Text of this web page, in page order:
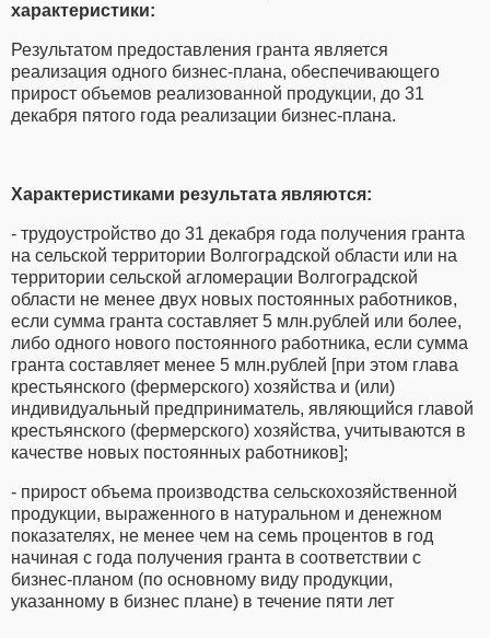
характеристики:
Результатом предоставления гранта является
реализация одного бизнес-плана, обеспечивающего
прирост объемов реализованной продукции, до 31
декабря пятого года реализации бизнес-плана.
Характеристиками результата являются:
- трудоустройство до 31 декабря года получения гранта
на сельской территории Волгоградской области или на
территории сельской агломерации Волгоградской
области не менее двух новых постоянных работников,
если сумма гранта составляет 5 млн.рублей или более,
либо одного нового постоянного работника, если сумма
гранта составляет менее 5 млн.рублей [при этом глава
крестьянского (фермерского) хозяйства и (или)
индивидуальный предприниматель, являющийся главой
крестьянского (фермерского) хозяйства, учитываются в
качестве новых постоянных работников];
- прирост объема производства сельскохозяйственной
продукции, выраженного в натуральном и денежном
показателях, не менее чем на семь процентов в год
начиная с года получения гранта в соответствии с
бизнес-планом (по основному виду продукции,
указанному в бизнес плане) в течение пяти лет